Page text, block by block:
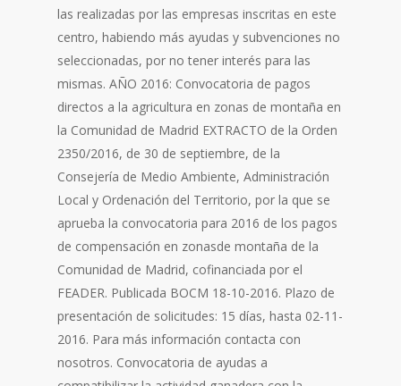
las realizadas por las empresas inscritas en este
centro, habiendo más ayudas y subvenciones no
seleccionadas, por no tener interés para las
mismas. AÑO 2016: Convocatoria de pagos
directos a la agricultura en zonas de montaña en
la Comunidad de Madrid EXTRACTO de la Orden
2350/2016, de 30 de septiembre, de la
Consejería de Medio Ambiente, Administración
Local y Ordenación del Territorio, por la que se
aprueba la convocatoria para 2016 de los pagos
de compensación en zonasde montaña de la
Comunidad de Madrid, cofinanciada por el
FEADER. Publicada BOCM 18-10-2016. Plazo de
presentación de solicitudes: 15 días, hasta 02-11-
2016. Para más información contacta con
nosotros. Convocatoria de ayudas a